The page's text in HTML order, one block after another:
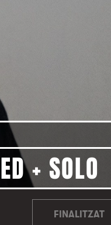
+ SOLO
FINALITZAT